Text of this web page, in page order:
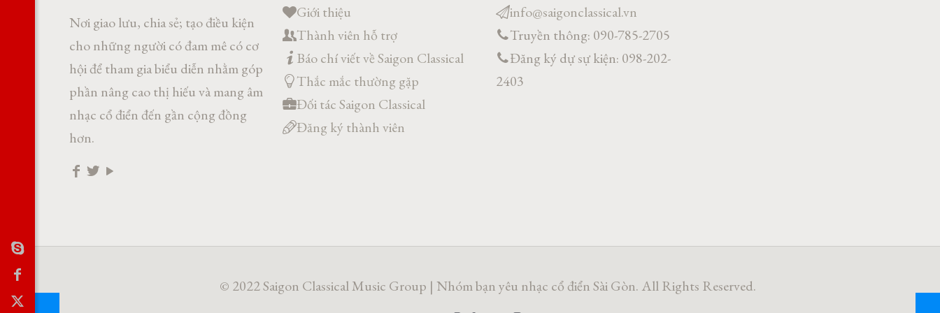
Nơi giao lưu, chia sẻ; tạo điều kiện
cho những người có đam mê có cơ
hội để tham gia biểu diễn nhằm góp
phần nâng cao thị hiếu và mang âm
nhạc cổ điển đến gần cộng đồng
hơn.
Giới thiệu
Thành viên hỗ trợ
Báo chí viết về Saigon Classical
Thắc mắc thường gặp
Đối tác Saigon Classical
Đăng ký thành viên
info@saigonclassical.vn
Truyền thông: 090-785-2705
Đăng ký dự sự kiện: 098-202-
2403
© 2022 Saigon Classical Music Group | Nhóm bạn yêu nhạc cổ điển Sài Gòn. All Rights Reserved.